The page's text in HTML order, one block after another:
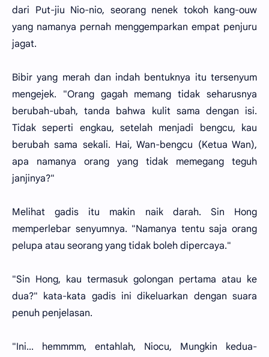
dari Put-jiu Nio-nio, seorang nenek tokoh kang-ouw
yang namanya pernah menggemparkan empat penjuru
jagat.
Bibir yang merah dan indah bentuknya itu tersenyum
mengejek. "Orang gagah memang tidak seharusnya
berubah-ubah, tanda bahwa kulit sama dengan isi.
Tidak seperti engkau, setelah menjadi bengcu, kau
berubah sama sekali. Hai, Wan-bengcu (Ketua Wan),
apa namanya orang yang tidak memegang teguh
janjinya?"
Melihat gadis itu makin naik darah. Sin Hong
memperlebar senyumnya. "Namanya tentu saja orang
pelupa atau seorang yang tidak boleh dipercaya."
"Sin Hong, kau termasuk golongan pertama atau ke
dua?" kata-kata gadis ini dikeluarkan dengan suara
penuh penjelasan.
"Ini... hemmmm, entahlah, Niocu, Mungkin kedua-